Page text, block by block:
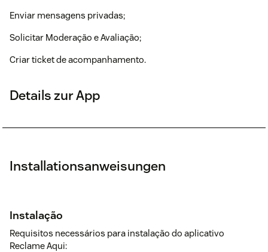
Enviar mensagens privadas;
Solicitar Moderação e Avaliação;
Criar ticket de acompanhamento.
Details zur App
Installationsanweisungen
Instalação
Requisitos necessários para instalação do aplicativo
Reclame Aqui: